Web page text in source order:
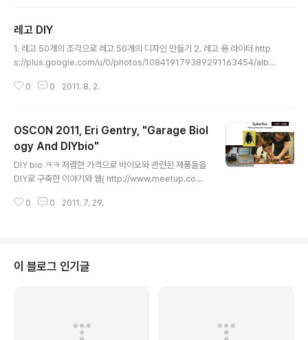
레고 DIY
1. 레고 50개의 조각으로 레고 50개의 디자인 만들기 2. 레고 용 라이터 http
s://plus.google.com/u/0/photos/108419179389291163454/albu
4/albums/5627379176228886097 12다음 9 9 2 2 5 5 2 2 4 4 1 1 1
8/ i love the whole shaping on the head... good stuff!..
0 0 2011. 8. 2.
OSCON 2011, Eri Gentry, "Garage Biol
ogy And DIYbio"
DIY bio ㅋㅋ 저렴한 가격으로 바이오와 관련된 제품들을
DIY로 구축한 이야기와 웹( http://www.meetup.com/
캡쳐한 사진을 올린다. 근데, OSCON에서는 별 것을 다한
0 0 2011. 7. 29.
이 블로그 인기글